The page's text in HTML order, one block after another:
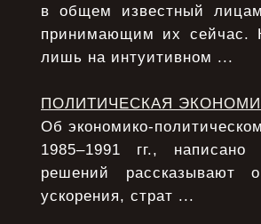
в общем известный
принимающим их сейчас.
лишь на интуитивном ...
ПОЛИТИЧЕСКАЯ
Об экономико-
1985–1991 гг.,
решений рассказывают
ускорения, страт ...